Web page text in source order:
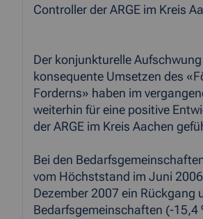
Controller der ARGE im Kreis
Der konjunkturelle
konsequente Umsetzen des
Forderns» haben im
weiterhin für eine positive
der ARGE im Kreis Aachen
Bei den
vom Höchststand im Juni
Dezember 2007 ein Rückgang
Bedarfsgemeinschaften (-15,4